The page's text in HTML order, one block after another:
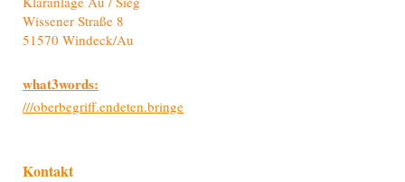
Wissener Straße 8
51570 Windeck/Au
what3words:
///oberbegriff.endeten.bringe
Kontakt